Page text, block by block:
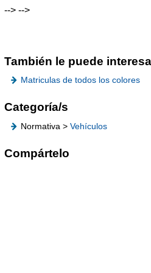
-->-->
También le puede
Matriculas de todos los colores
Categoría/s
Normativa >Vehículos
Compártelo